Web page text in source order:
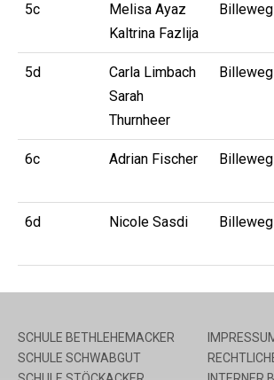
5c
Melisa Ayaz
Kaltrina Fazlija
5d
Carla Limbach
Sarah
Thurnheer
6c Adrian Fischer
6d Nicole Sasdi
SCHULE BETHLEHEMACKER
SCHULE SCHWABGUT